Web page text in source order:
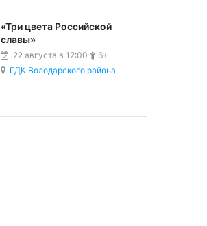
«Три цвета Российской
славы»
22 августа в 12:00
6+
ГДК Володарского района